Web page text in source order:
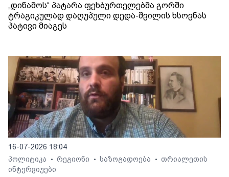
„დინამოს“ პატარა ფეხბურთელებმა გორში
ტრაგიკულად დაღუპული დედა-შვილის ხსოვნას
პატივი მიაგეს
16-07-2026 18:04
პოლიტიკა
• რეგიონი • საზოგადოება • თრიალეთის
ინტერვიუები